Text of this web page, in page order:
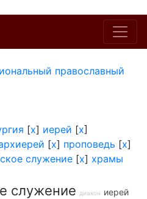
православный
[x] иерей [x]
[x] проповедь [x]
служение [x] храмы
служение диакон иерей